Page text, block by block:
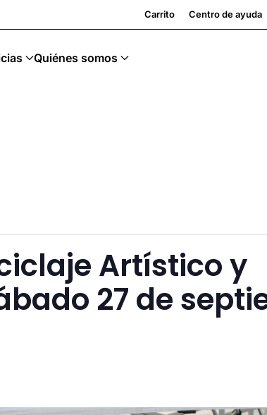
Carrito Centro de ayuda
Quiénes somos
Artístico y
27 de